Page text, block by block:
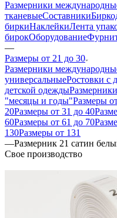
Размерники
тканевыеСоставники
биркиНаклейкиЛента
бирокОборудование
—
Размеры от 21 до 30
Размерники
универсальныеРостовки с
детской одежды
"месяцы и годы"Размеры
20Размеры от 31 до 40
60Размеры от 61 до 70
130Размеры от 131
—Размерник 21 сатин
Свое производство